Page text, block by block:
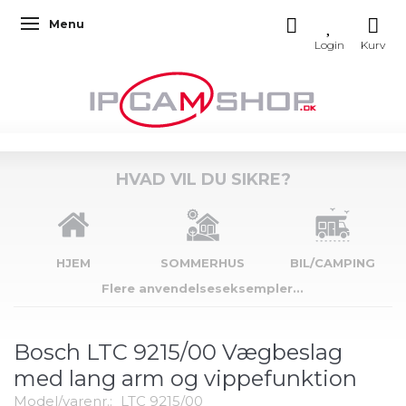
Skifte navigation
Menu
HVAD VIL DU SIKRE?
HJEM SOMMERHUS
BIL/CAMPING
Flere anvendelseseksempler...
Bosch LTC 9215/00 Vægbeslag
med lang arm og vippefunktion
Model/varenr.: LTC 9215/00